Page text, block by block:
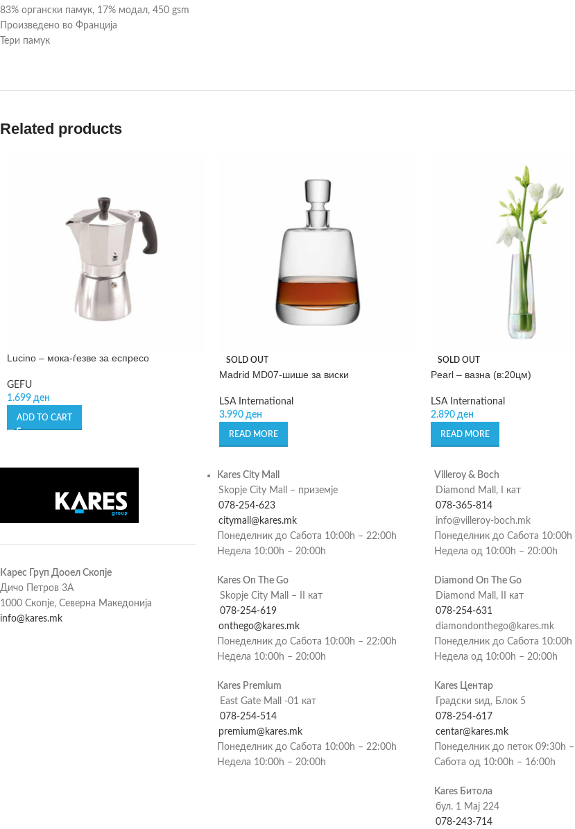
83% органски памук, 17% модал, 450 gsm
Произведено во Франција
Тери памук
Related products
Lucino – мока-ѓезве за еспресо
GEFU
1.699 ден
ADD TO CART
SOLD OUT
Madrid MD07-шише за виски
LSA International
3.990 ден
READ MORE
SOLD OUT
Pearl – вазна (в:20цм)
LSA International
2.890 ден
READ MORE
Карес Груп Дооел Скопје
Дичо Петров 3А
1000 Скопје, Северна Македонија
info@kares.mk
Kares City Mall
Skopje City Mall – приземје
078-254-623
citymall@kares.mk
Понеделник до Сабота 10:00h – 22:00h
Недела 10:00h – 20:00h
Kares On The Go
Skopje City Mall – II кат
078-254-619
onthego@kares.mk
Понеделник до Сабота 10:00h – 22:00h
Недела 10:00h – 20:00h
Kares Premium
East Gate Mall -01 кат
078-254-514
premium@kares.mk
Понеделник до Сабота 10:00h – 22:00h
Недела 10:00h – 20:00h
Villeroy & Boch
Diamond Mall, I кат
078-365-814
info@villeroy-boch.mk
Понеделник до Сабота
Недела од 10:00h – 20:00h
Diamond On The Go
Diamond Mall, II кат
078-254-631
diamondonthego@kares.mk
Понеделник до Сабота
Недела од 10:00h – 20:00h
Kares Центар
Градски ѕид, Блок 5
078-254-617
centar@kares.mk
Понеделник до петок 09:30h
Сабота од 10:00h – 16:00h
Kares Битола
бул. 1 Мај 224
078-243-714